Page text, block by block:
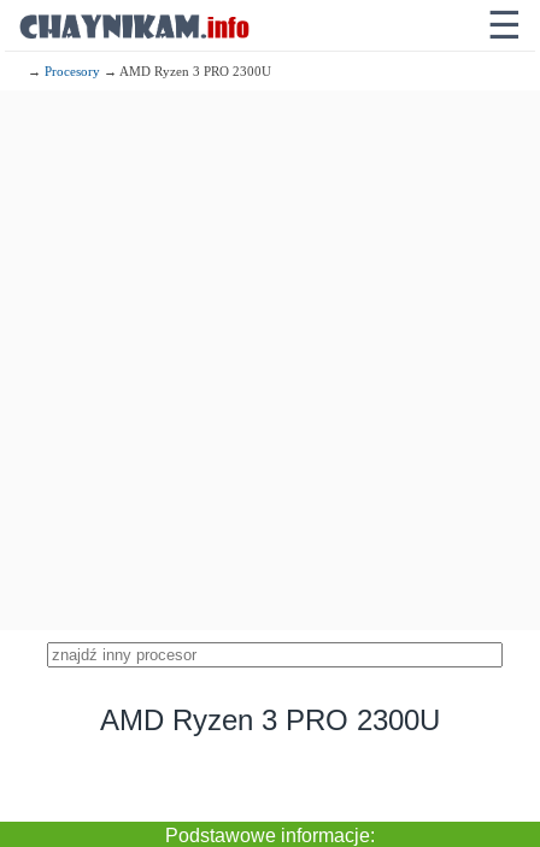
☰
→Procesory → AMD Ryzen 3 PRO 2300U
AMD Ryzen 3 PRO 2300U
Podstawowe informacje: